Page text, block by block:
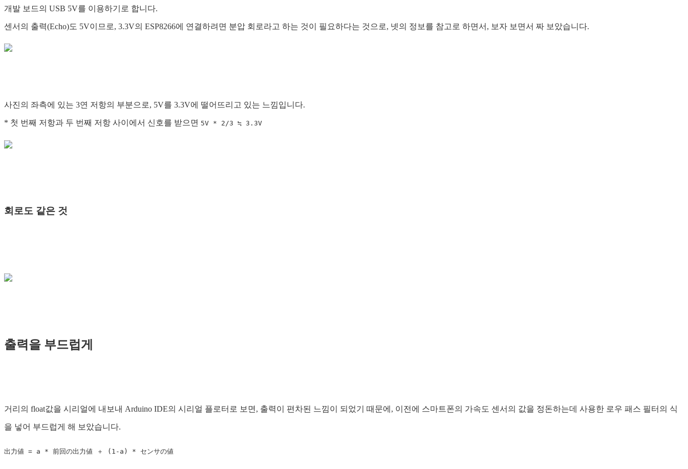
개발 보드의 USB 5V를 이용하기로 합니다.
센서의 출력(Echo)도 5V이므로, 3.3V의 ESP8266에 연결하려면 분압 회로라고 하는 것이 필요하다는 것으로, 넷의 정보를 참고로 하면서, 보자 보면서 짜 보았습니다.
사진의 좌측에 있는 3연 저항의 부분으로, 5V를 3.3V에 떨어뜨리고 있는 느낌입니다.
* 첫 번째 저항과 두 번째 저항 사이에서 신호를 받으면 5V * 2/3 ≒ 3.3V
회로도 같은 것
출력을 부드럽게
거리의 float값을 시리얼에 내보내 Arduino IDE의 시리얼 플로터로 보면, 출력이 편차된 느낌이 되었기 때문에, 이전에 스마트폰의 가속도 센서의 값을 정돈하는데 사용한 로우 패스 필터의 식
을 넣어 부드럽게 해 보았습니다.
出力値 = a * 前回の出力値 ＋ (1-a) * センサの値